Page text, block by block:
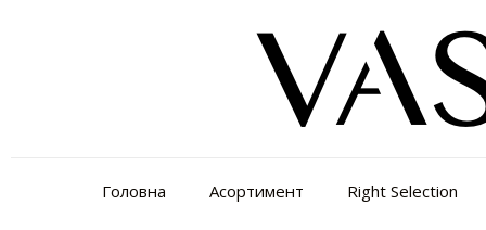
Головна Асортимент Right Selection